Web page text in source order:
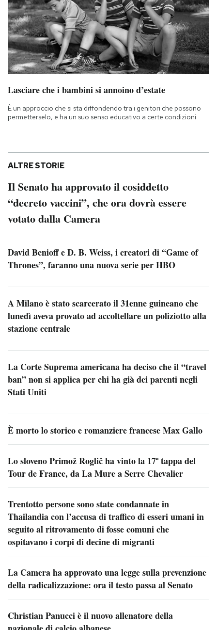
Lasciare che i bambini si annoino d’estate
È un approccio che si sta diffondendo tra i genitori che possono
permetterselo, e ha un suo senso educativo a certe condizioni
ALTRE STORIE
Il Senato ha approvato il cosiddetto
“decreto vaccini”, che ora dovrà essere
votato dalla Camera
David Benioff e D. B. Weiss, i creatori di “Game of
Thrones”, faranno una nuova serie per HBO
A Milano è stato scarcerato il 31enne guineano che
lunedì aveva provato ad accoltellare un poliziotto alla
stazione centrale
La Corte Suprema americana ha deciso che il “travel
ban” non si applica per chi ha già dei parenti negli
Stati Uniti
È morto lo storico e romanziere francese Max Gallo
Lo sloveno Primož Roglič ha vinto la 17ª tappa del
Tour de France, da La Mure a Serre Chevalier
Trentotto persone sono state condannate in
Thailandia con l’accusa di traffico di esseri umani in
seguito al ritrovamento di fosse comuni che
ospitavano i corpi di decine di migranti
La Camera ha approvato una legge sulla prevenzione
della radicalizzazione: ora il testo passa al Senato
Christian Panucci è il nuovo allenatore della